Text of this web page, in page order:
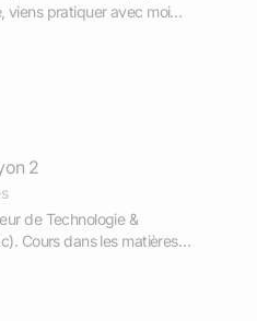
viens pratiquer avec moi
2
de Technologie &
Cours dans les matières
et vie de la terre,
EPI.